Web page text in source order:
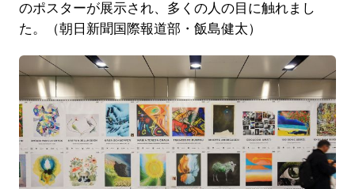
のポスターが展示され、多くの人の目に触れまし
た。（朝日新聞国際報道部・飯島健太）